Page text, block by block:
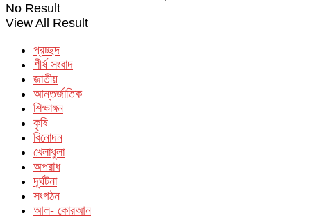
No Result
View All Result
প্রচ্ছদ
শীর্ষ সংবাদ
জাতীয়
আন্তর্জাতিক
শিক্ষাঙ্গন
কৃষি
বিনোদন
খেলাধুলা
অপরাধ
দূর্ঘটনা
সংগঠন
আল- কোরআন